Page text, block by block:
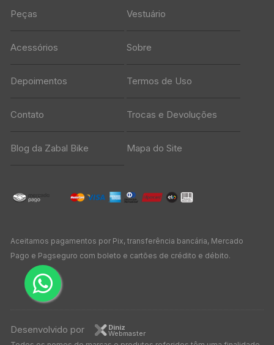
Peças Vestuário
Acessórios Sobre
Depoimentos Termos de Uso
Contato Trocas e Devoluções
Blog da Zabal Bike Mapa do Site
Aceitamos pagamentos por Pix, transferência bancária, Mercado
Pago e Pagseguro com boleto e cartões de crédito e débito.
Desenvolvido por Diniz
Webmaster